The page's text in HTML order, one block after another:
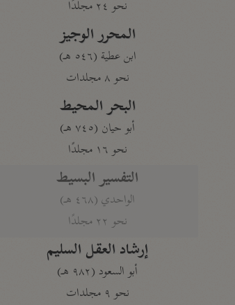
نحو ٢٤ مجلدًا
المحرر الوجيز
ابن عطية (٥٤٦ هـ)
نحو ٨ مجلدات
البحر المحيط
أبو حيان (٧٤٥ هـ)
نحو ١٦ مجلدًا
التفسير البسيط
الواحدي (٤٦٨ هـ)
نحو ٢٢ مجلدًا
إرشاد العقل السليم
أبو السعود (٩٨٢ هـ)
نحو ٩ مجلدات